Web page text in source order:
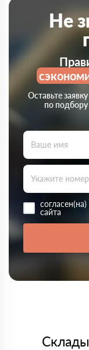
Не
Оставьте
по
согласен(на)
сайта